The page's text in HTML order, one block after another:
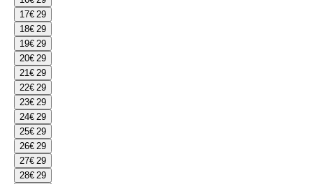
17€ 29
18€ 29
19€ 29
20€ 29
21€ 29
22€ 29
23€ 29
24€ 29
25€ 29
26€ 29
27€ 29
28€ 29